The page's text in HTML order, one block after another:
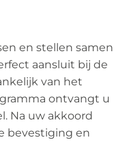
en stellen samen
aansluit bij de
van het
ontvangt u
Na uw akkoord
bevestiging en